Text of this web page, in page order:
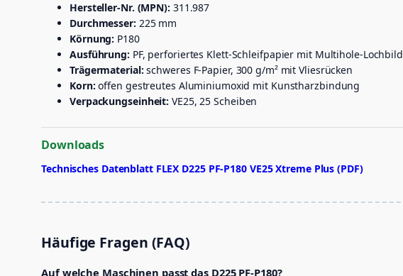
Hersteller-Nr. (MPN): 311.987
Durchmesser: 225 mm
Körnung: P180
Ausführung: PF, perforiertes Klett-Schleifpapier mit Multihole-Lochbild
Trägermaterial: schweres F-Papier, 300 g/m² mit Vliesrücken
Korn: offen gestreutes Aluminiumoxid mit Kunstharzbindung
Verpackungseinheit: VE25, 25 Scheiben
Downloads
Technisches Datenblatt FLEX D225 PF-P180 VE25 Xtreme Plus (PDF)
Häufige Fragen (FAQ)
Auf welche Maschinen passt das D225 PF-P180?